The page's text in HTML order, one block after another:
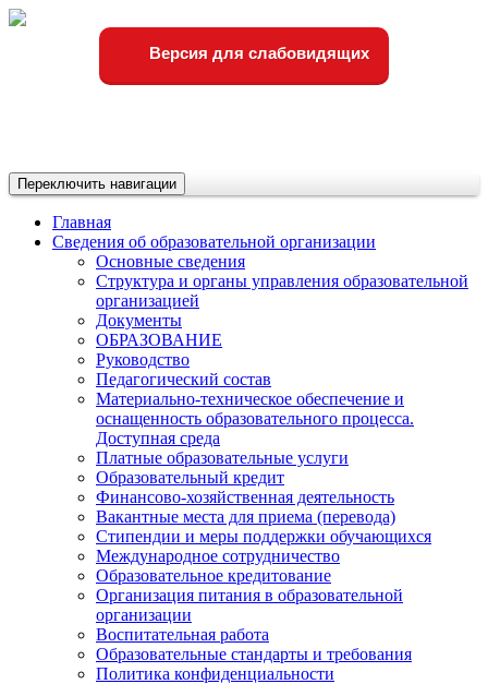
Версия для слабовидящих
Переключить навигации
Главная
Сведения об образовательной организации
Основные сведения
Структура и органы управления образовательной
организацией
Документы
ОБРАЗОВАНИЕ
Руководство
Педагогический состав
Материально-техническое обеспечение и
оснащенность образовательного процесса.
Доступная среда
Платные образовательные услуги
Образовательный кредит
Финансово-хозяйственная деятельность
Вакантные места для приема (перевода)
Стипендии и меры поддержки обучающихся
Международное сотрудничество
Образовательное кредитование
Организация питания в образовательной
организации
Воспитательная работа
Образовательные стандарты и требования
Политика конфиденциальности